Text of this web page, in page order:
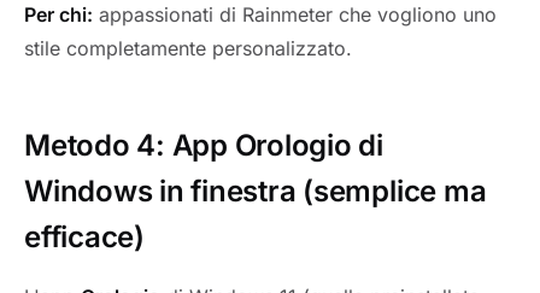
Per chi: appassionati di Rainmeter che vogliono uno
stile completamente personalizzato.
Metodo 4: App Orologio di
Windows in finestra (semplice ma
efficace)